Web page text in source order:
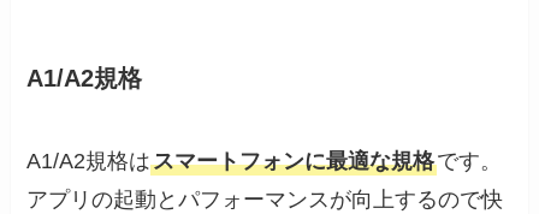
A1/A2規格
A1/A2規格はスマートフォンに最適な規格です。
アプリの起動とパフォーマンスが向上するので快